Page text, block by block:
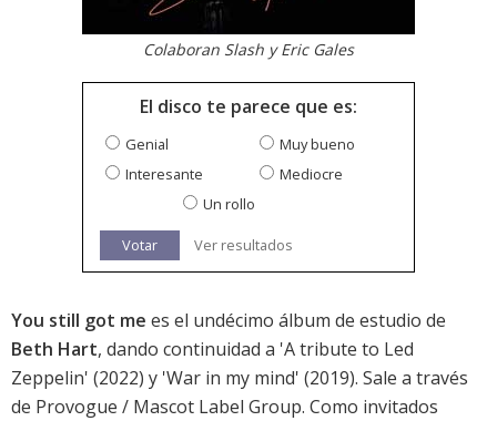
Colaboran Slash y Eric Gales
El disco te parece que es:
Genial
Muy bueno
Interesante
Mediocre
Un rollo
Votar Ver resultados
You still got me es el undécimo álbum de estudio de
Beth Hart, dando continuidad a 'A tribute to Led
Zeppelin' (2022) y 'War in my mind' (2019). Sale a través
de Provogue / Mascot Label Group. Como invitados